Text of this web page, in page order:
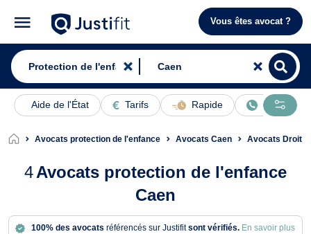
Vous êtes avocat ?
Aide de l'État Tarifs Rapide En ligne
Avocats protection de l'enfance Avocats Caen Avocats Droit
4Avocats protection de l'enfance
Caen
100% des avocats référencés sur Justifitsont vérifiés. En savoir plus